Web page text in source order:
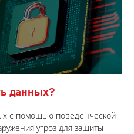
данных?
с помощью поведенческой
угроз для защиты